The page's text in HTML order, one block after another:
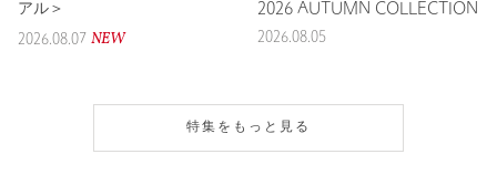
アル＞
2026.08.07 NEW
2026 AUTUMN COLLECTION
2026.08.05
特集をもっと見る